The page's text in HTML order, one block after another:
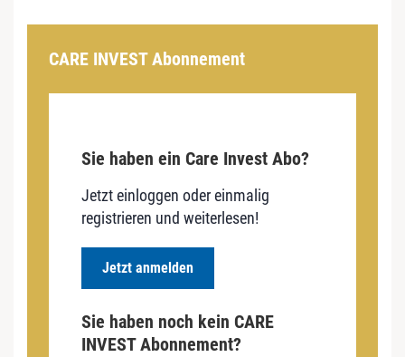
CARE INVEST Abonnement
Sie haben ein Care Invest Abo?
Jetzt einloggen oder einmalig
registrieren und weiterlesen!
Jetzt anmelden
Sie haben noch kein CARE
INVEST Abonnement?